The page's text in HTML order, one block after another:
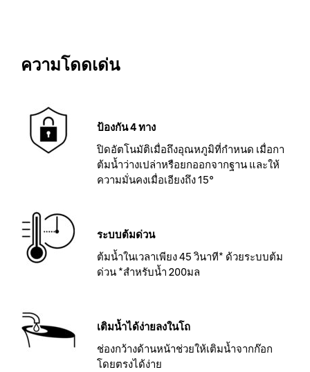
ความโดดเด่น
ป้องกัน 4 ทาง
ปิดอัตโนมัติเมื่อถึงอุณหภูมิที่กำหนด เมื่อกา
ต้มน้ำว่างเปล่าหรือยกออกจากฐาน และให้
ความมั่นคงเมื่อเอียงถึง 15°
ระบบต้มด่วน
ต้มน้ำในเวลาเพียง 45 วินาที* ด้วยระบบต้ม
ด่วน *สำหรับน้ำ 200มล
เติมน้ำได้ง่ายลงในโถ
ช่องกว้างด้านหน้าช่วยให้เติมน้ำจากก๊อก
โดยตรงได้ง่าย